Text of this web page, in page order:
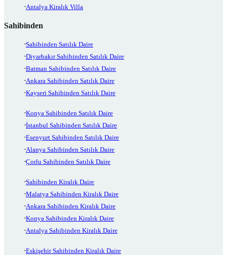
Antalya Kiralık Villa
Sahibinden
Sahibinden Satılık Daire
Diyarbakır Sahibinden Satılık Daire
Batman Sahibinden Satılık Daire
Ankara Sahibinden Satılık Daire
Kayseri Sahibinden Satılık Daire
Konya Sahibinden Satılık Daire
İstanbul Sahibinden Satılık Daire
Esenyurt Sahibinden Satılık Daire
Alanya Sahibinden Satılık Daire
Çorlu Sahibinden Satılık Daire
Sahibinden Kiralık Daire
Malatya Sahibinden Kiralık Daire
Ankara Sahibinden Kiralık Daire
Konya Sahibinden Kiralık Daire
Antalya Sahibinden Kiralık Daire
Eskişehir Sahibinden Kiralık Daire